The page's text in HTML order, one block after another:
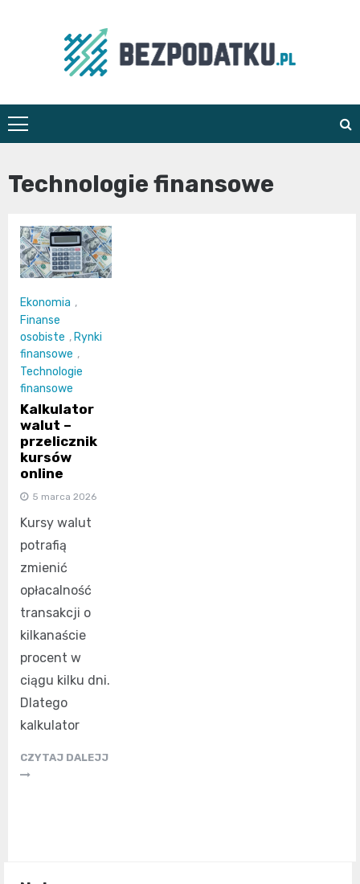
bezpodatku.pl
Technologie finansowe
Ekonomia ,
Finanse
osobiste , Rynki
finansowe ,
Technologie
finansowe
Kalkulator
walut –
przelicznik
kursów
online
5 marca 2026
Kursy walut
potrafią
zmienić
opłacalność
transakcji o
kilkanaście
procent w
ciągu kilku dni.
Dlatego
kalkulator
CZYTAJ DALEJJ